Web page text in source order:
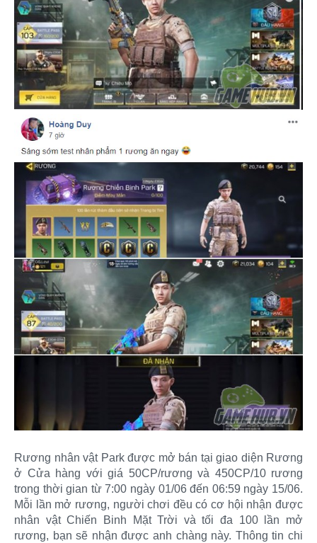
Rương nhân vật Park được mở bán tại giao diện Rương
ở Cửa hàng với giá 50CP/rương và 450CP/10 rương
trong thời gian từ 7:00 ngày 01/06 đến 06:59 ngày 15/06.
Mỗi lần mở rương, người chơi đều có cơ hội nhận được
nhân vật Chiến Binh Mặt Trời và tối đa 100 lần mở
rương, bạn sẽ nhận được anh chàng này. Thông tin chi